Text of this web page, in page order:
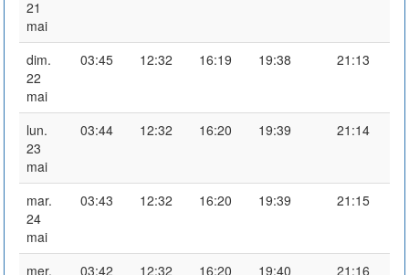
21
mai
dim.
22
mai
03:45 12:32 16:19 19:38 21:13
lun.
23
mai
03:44 12:32 16:20 19:39 21:14
mar.
24
mai
03:43 12:32 16:20 19:39 21:15
mer.
03:42 12:32 16:20 19:40 21:16